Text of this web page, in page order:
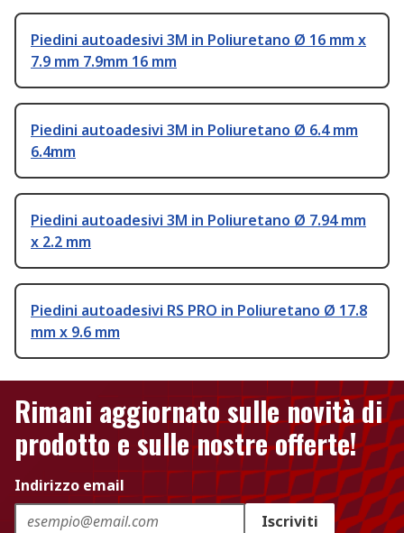
Piedini autoadesivi 3M in Poliuretano Ø 16 mm x
7.9 mm 7.9mm 16 mm
Piedini autoadesivi 3M in Poliuretano Ø 6.4 mm
6.4mm
Piedini autoadesivi 3M in Poliuretano Ø 7.94 mm
x 2.2 mm
Piedini autoadesivi RS PRO in Poliuretano Ø 17.8
mm x 9.6 mm
Rimani aggiornato sulle novità di
prodotto e sulle nostre offerte!
Indirizzo email
Iscriviti